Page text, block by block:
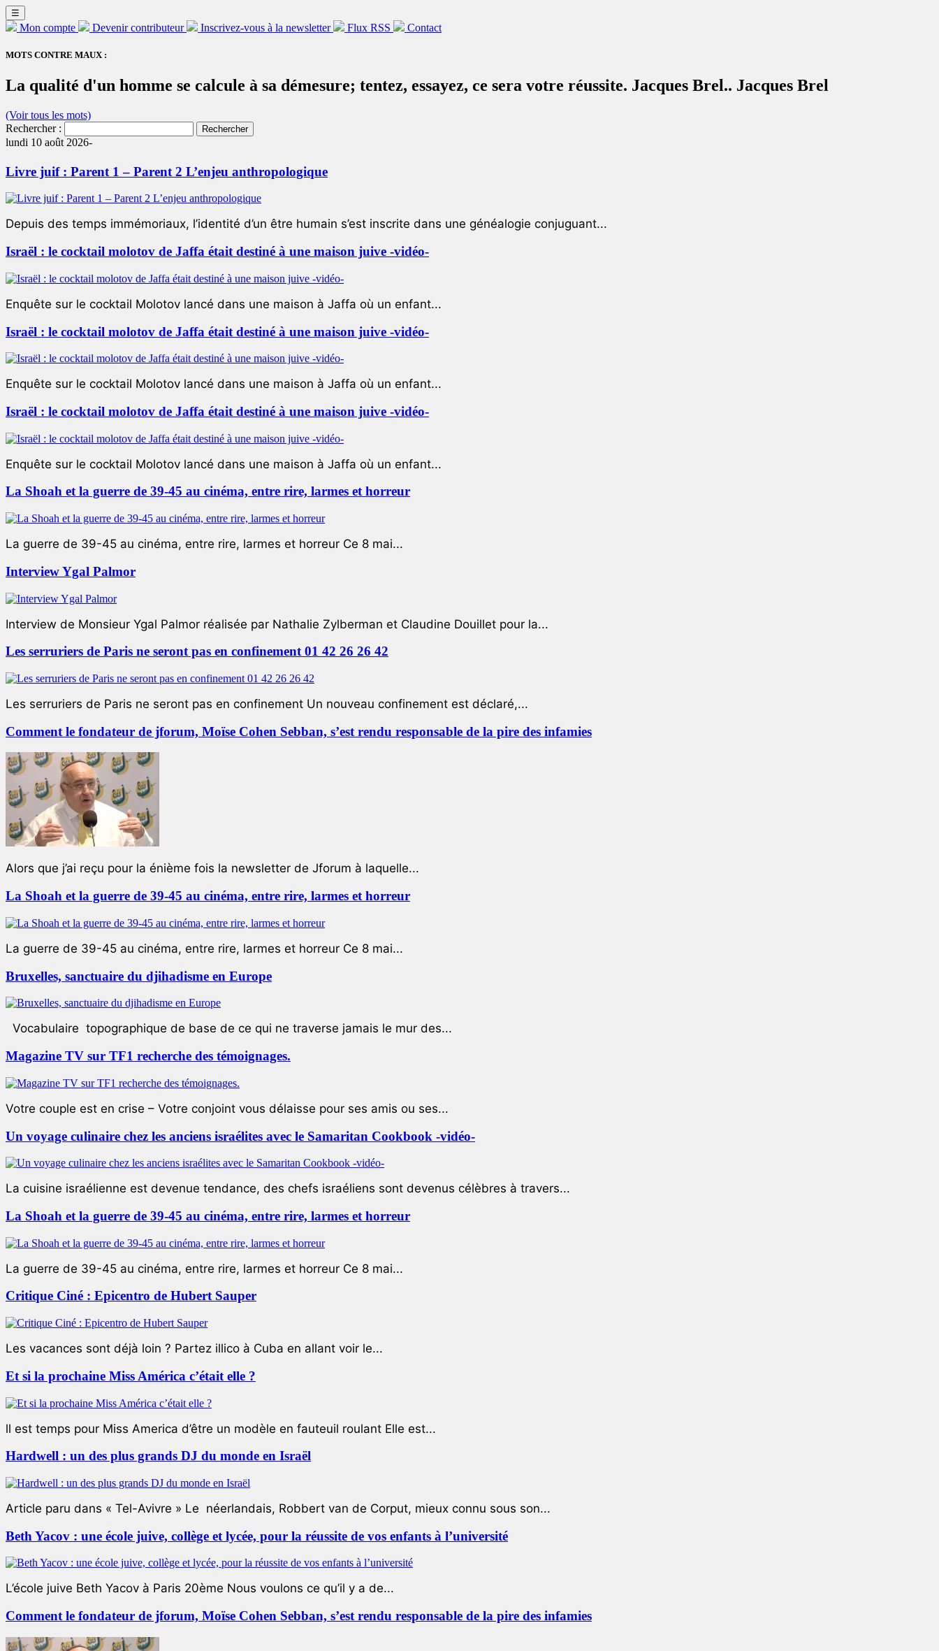
☰
Mon compte Devenir contributeur Inscrivez-vous à la newsletter Flux RSS Contact
MOTS CONTRE MAUX :
La qualité d'un homme se calcule à sa démesure; tentez, essayez, ce sera votre réussite. Jacques Brel.. Jacques Brel
(Voir tous les mots)
Rechercher :
lundi 10 août 2026-
Livre juif : Parent 1 – Parent 2 L’enjeu anthropologique
Depuis des temps immémoriaux, l’identité d’un être humain s’est inscrite dans une généalogie conjuguant...
Israël : le cocktail molotov de Jaffa était destiné à une maison juive -vidéo-
Enquête sur le cocktail Molotov lancé dans une maison à Jaffa où un enfant...
Israël : le cocktail molotov de Jaffa était destiné à une maison juive -vidéo-
Enquête sur le cocktail Molotov lancé dans une maison à Jaffa où un enfant...
Israël : le cocktail molotov de Jaffa était destiné à une maison juive -vidéo-
Enquête sur le cocktail Molotov lancé dans une maison à Jaffa où un enfant...
La Shoah et la guerre de 39-45 au cinéma, entre rire, larmes et horreur
La guerre de 39-45 au cinéma, entre rire, larmes et horreur Ce 8 mai...
Interview Ygal Palmor
Interview de Monsieur Ygal Palmor réalisée par Nathalie Zylberman et Claudine Douillet pour la...
Les serruriers de Paris ne seront pas en confinement 01 42 26 26 42
Les serruriers de Paris ne seront pas en confinement Un nouveau confinement est déclaré,...
Comment le fondateur de jforum, Moïse Cohen Sebban, s’est rendu responsable de la pire des infamies
Alors que j’ai reçu pour la énième fois la newsletter de Jforum à laquelle...
La Shoah et la guerre de 39-45 au cinéma, entre rire, larmes et horreur
La guerre de 39-45 au cinéma, entre rire, larmes et horreur Ce 8 mai...
Bruxelles, sanctuaire du djihadisme en Europe
Vocabulaire topographique de base de ce qui ne traverse jamais le mur des...
Magazine TV sur TF1 recherche des témoignages.
Votre couple est en crise – Votre conjoint vous délaisse pour ses amis ou ses...
Un voyage culinaire chez les anciens israélites avec le Samaritan Cookbook -vidéo-
La cuisine israélienne est devenue tendance, des chefs israéliens sont devenus célèbres à travers...
La Shoah et la guerre de 39-45 au cinéma, entre rire, larmes et horreur
La guerre de 39-45 au cinéma, entre rire, larmes et horreur Ce 8 mai...
Critique Ciné : Epicentro de Hubert Sauper
Les vacances sont déjà loin ? Partez illico à Cuba en allant voir le...
Et si la prochaine Miss América c’était elle ?
ll est temps pour Miss America d’être un modèle en fauteuil roulant Elle est...
Hardwell : un des plus grands DJ du monde en Israël
Article paru dans « Tel-Avivre » Le néerlandais, Robbert van de Corput, mieux connu sous son...
Beth Yacov : une école juive, collège et lycée, pour la réussite de vos enfants à l’université
L’école juive Beth Yacov à Paris 20ème Nous voulons ce qu’il y a de...
Comment le fondateur de jforum, Moïse Cohen Sebban, s’est rendu responsable de la pire des infamies